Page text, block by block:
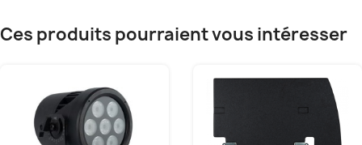
Ces produits pourraient vous intéresser